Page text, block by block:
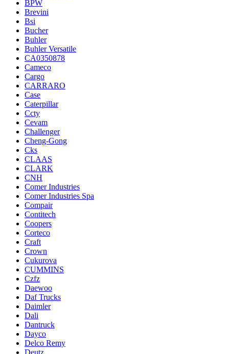
BPW
Brevini
Bsi
Bucher
Buhler
Buhler Versatile
CA0350878
Cameco
Cargo
CARRARO
Case
Caterpillar
Ccty
Cevam
Challenger
Cheng-Gong
Cks
CLAAS
CLARK
CNH
Comer Industries
Comer Industries Spa
Compair
Contitech
Coopers
Corteco
Craft
Crown
Cukurova
CUMMINS
Czfz
Daewoo
Daf Trucks
Daimler
Dali
Dantruck
Dayco
Delco Remy
Deutz